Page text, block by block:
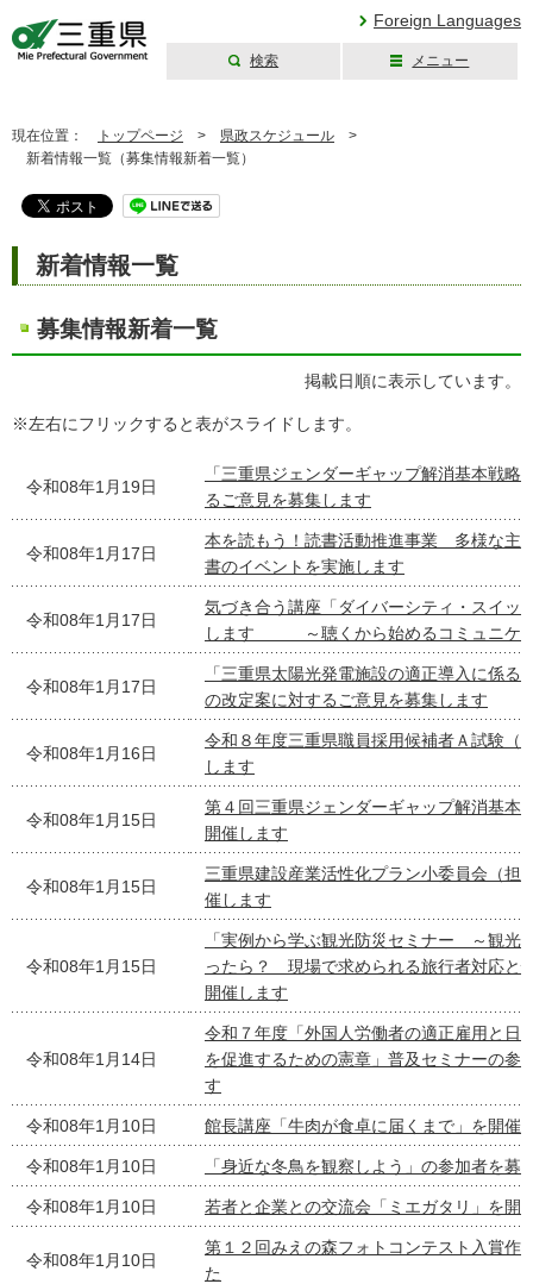
Foreign Languages
検索 メニュー
現在位置： トップページ > 県政スケジュール >
新着情報一覧（募集情報新着一覧）
新着情報一覧
募集情報新着一覧
掲載日順に表示しています。
※左右にフリックすると表がスライドします。
令和08年1月19日
「三重県ジェンダーギャップ解消基本戦略
るご意見を募集します
令和08年1月17日
本を読もう！読書活動推進事業 多様な主
書のイベントを実施します
令和08年1月17日
気づき合う講座「ダイバーシティ・スイッ
します ～聴くから始めるコミュニケ
令和08年1月17日
「三重県太陽光発電施設の適正導入に係る
の改定案に対するご意見を募集します
令和08年1月16日
令和８年度三重県職員採用候補者Ａ試験（
します
令和08年1月15日
第４回三重県ジェンダーギャップ解消基本
開催します
令和08年1月15日
三重県建設産業活性化プラン小委員会（担
催します
令和08年1月15日
「実例から学ぶ観光防災セミナー ～観光
ったら？ 現場で求められる旅行者対応と
開催します
令和08年1月14日
令和７年度「外国人労働者の適正雇用と日
を促進するための憲章」普及セミナーの参
す
令和08年1月10日 館長講座「牛肉が食卓に届くまで」を開催
令和08年1月10日 「身近な冬鳥を観察しよう」の参加者を募
令和08年1月10日 若者と企業との交流会「ミエガタリ」を開
令和08年1月10日
第１２回みえの森フォトコンテスト入賞作
た